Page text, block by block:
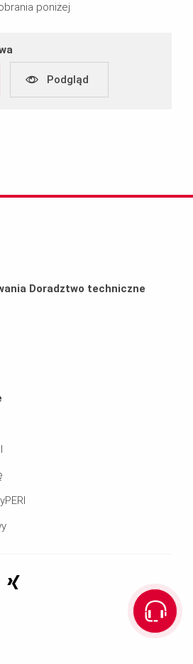
poniżej
Podgląd
Doradztwo techniczne